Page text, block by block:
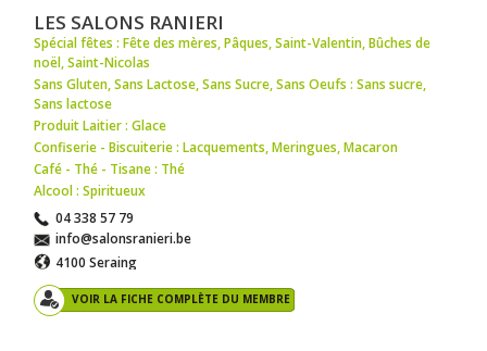
LES SALONS RANIERI
Spécial fêtes : Fête des mères,Pâques,Saint-Valentin,Bûches de
noël,Saint-Nicolas
Sans Gluten, Sans Lactose, Sans Sucre, Sans Oeufs : Sans sucre,
Sans lactose
Produit Laitier : Glace
Confiserie - Biscuiterie : Lacquements,Meringues,Macaron
Café - Thé - Tisane : Thé
Alcool : Spiritueux
04 338 57 79
info@salonsranieri.be
4100 Seraing
VOIR LA FICHE COMPLÈTE DU MEMBRE